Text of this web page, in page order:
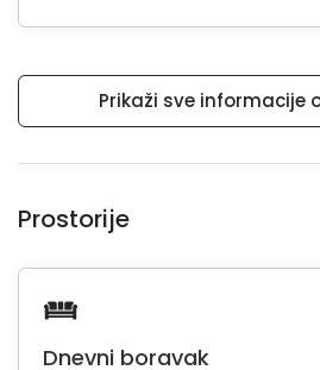
Prikaži sve informacije
Prostorije
Dnevni boravak